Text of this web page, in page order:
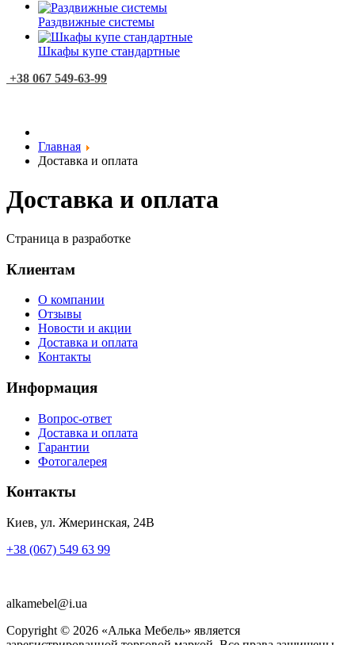
Раздвижные системы
Шкафы купе стандартные
+38 067 549-63-99
Главная
Доставка и оплата
Доставка и оплата
Страница в разработке
Клиентам
О компании
Отзывы
Новости и акции
Доставка и оплата
Контакты
Информация
Вопрос-ответ
Доставка и оплата
Гарантии
Фотогалерея
Контакты
Киев, ул. Жмеринская, 24В
+38 (067) 549 63 99
alkamebel@i.ua
Copyright © 2026 «Алька Мебель» является